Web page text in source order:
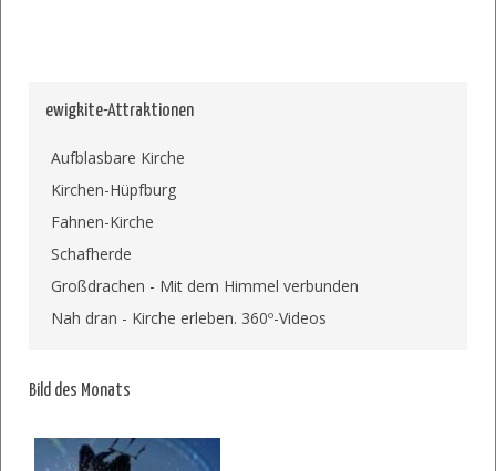
ewigkite-Attraktionen
Aufblasbare Kirche
Kirchen-Hüpfburg
Fahnen-Kirche
Schafherde
Großdrachen - Mit dem Himmel verbunden
Nah dran - Kirche erleben. 360º-Videos
Bild des Monats